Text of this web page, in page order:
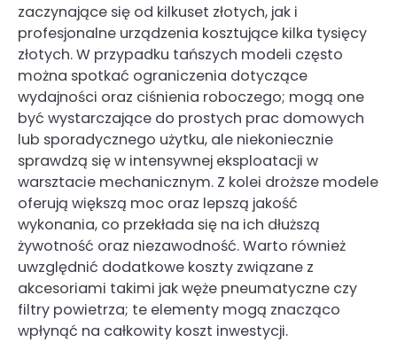
zaczynające się od kilkuset złotych, jak i
profesjonalne urządzenia kosztujące kilka tysięcy
złotych. W przypadku tańszych modeli często
można spotkać ograniczenia dotyczące
wydajności oraz ciśnienia roboczego; mogą one
być wystarczające do prostych prac domowych
lub sporadycznego użytku, ale niekoniecznie
sprawdzą się w intensywnej eksploatacji w
warsztacie mechanicznym. Z kolei droższe modele
oferują większą moc oraz lepszą jakość
wykonania, co przekłada się na ich dłuższą
żywotność oraz niezawodność. Warto również
uwzględnić dodatkowe koszty związane z
akcesoriami takimi jak węże pneumatyczne czy
filtry powietrza; te elementy mogą znacząco
wpłynąć na całkowity koszt inwestycji.